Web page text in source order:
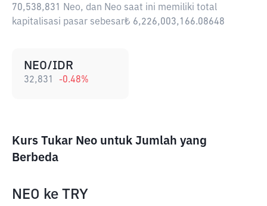
70,538,831 Neo, dan Neo saat ini memiliki total
kapitalisasi pasar sebesar₺ 6,226,003,166.08648
NEO/IDR
32,831 -0.48%
Kurs Tukar Neo untuk Jumlah yang
Berbeda
NEO ke TRY